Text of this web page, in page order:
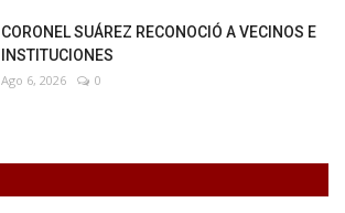
CORONEL SUÁREZ RECONOCIÓ A VECINOS E
INSTITUCIONES
Ago 6, 2026 0